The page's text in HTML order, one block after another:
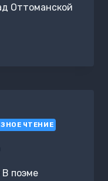
Оттоманской
ЧТЕНИЕ
В поэме